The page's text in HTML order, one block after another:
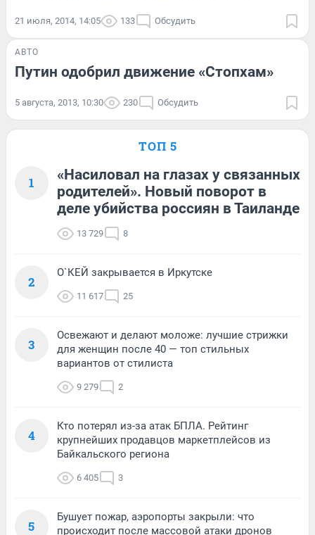
21 июля, 2014, 14:05 133 Обсудить
АВТО
Путин одобрил движение «Стопхам»
5 августа, 2013, 10:30 230 Обсудить
ТОП 5
1
«Насиловал на глазах у связанных
родителей». Новый поворот в
деле убийства россиян в Таиланде
13 729 8
2
О`КЕЙ закрывается в Иркутске
11 617 25
3
Освежают и делают моложе: лучшие стрижки
для женщин после 40 — топ стильных
вариантов от стилиста
9 279 2
4
Кто потерял из-за атак БПЛА. Рейтинг
крупнейших продавцов маркетплейсов из
Байкальского региона
6 405 3
5
Бушует пожар, аэропорты закрыли: что
происходит после массовой атаки дронов